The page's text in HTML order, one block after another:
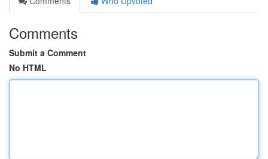
Comments
Submit a Comment
No HTML